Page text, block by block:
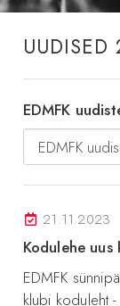
UUDISED
EDMFK
21.11.2023
Kodulehe uus
EDMFK
klubi koduleht